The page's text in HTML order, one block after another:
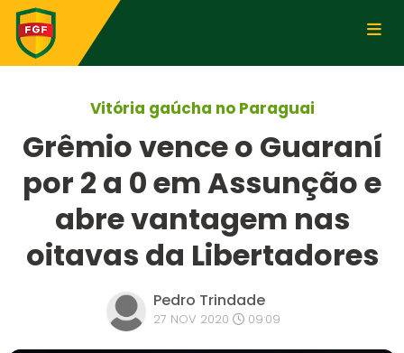
Vitória gaúcha no Paraguai
Grêmio vence o Guaraní
por 2 a 0 em Assunção e
abre vantagem nas
oitavas da Libertadores
Pedro Trindade
27 NOV 2020 09:09